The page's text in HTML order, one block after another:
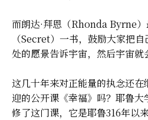
而朗达·拜恩（Rhonda Byrne）
（Secret）一书，鼓励大家把
处的愿景告诉宇宙，然后宇宙就
这几十年来对正能量的执念还
迎的公开课《幸福》吗？耶鲁大
修了这门课，它是耶鲁316年以